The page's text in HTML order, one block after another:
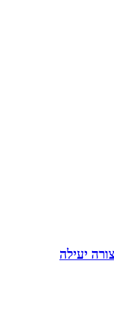
יעילה